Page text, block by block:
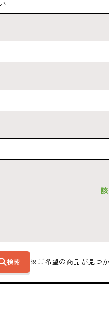
検索 ※ご希望の商品が見つ